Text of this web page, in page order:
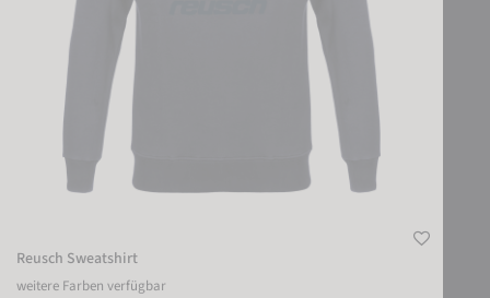
Reusch Sweatshirt
weitere Farben verfügbar